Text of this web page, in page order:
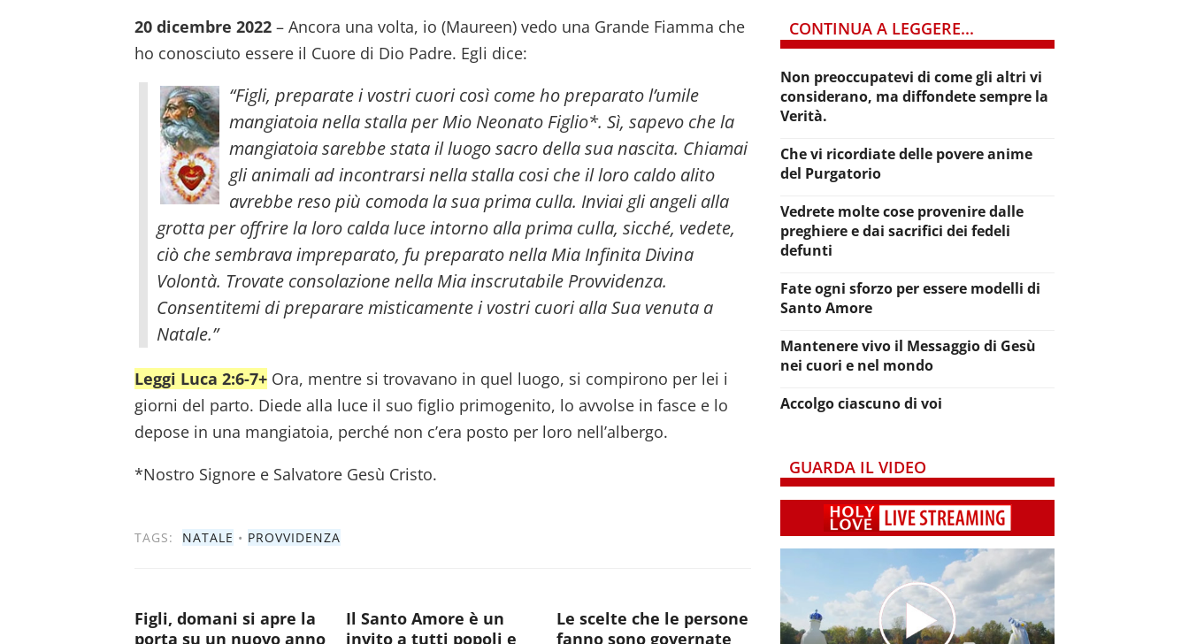
20 dicembre 2022 – Ancora una volta, io (Maureen) vedo una Grande Fiamma che
ho conosciuto essere il Cuore di Dio Padre. Egli dice:
“Figli, preparate i vostri cuori così come ho preparato l’umile
mangiatoia nella stalla per Mio Neonato Figlio*. Sì, sapevo che la
mangiatoia sarebbe stata il luogo sacro della sua nascita. Chiamai
gli animali ad incontrarsi nella stalla cosi che il loro caldo alito
avrebbe reso più comoda la sua prima culla. Inviai gli angeli alla
grotta per offrire la loro calda luce intorno alla prima culla, sicché, vedete,
ciò che sembrava impreparato, fu preparato nella Mia Infinita Divina
Volontà. Trovate consolazione nella Mia inscrutabile Provvidenza.
Consentitemi di preparare misticamente i vostri cuori alla Sua venuta a
Natale.”
Leggi Luca 2:6-7+ Ora, mentre si trovavano in quel luogo, si compirono per lei i
giorni del parto. Diede alla luce il suo figlio primogenito, lo avvolse in fasce e lo
depose in una mangiatoia, perché non c’era posto per loro nell’albergo.
*Nostro Signore e Salvatore Gesù Cristo.
TAGS: NATALE • PROVVIDENZA
Figli, domani si apre la
porta su un nuovo anno
Il Santo Amore è un
invito a tutti popoli e
Le scelte che le persone
fanno sono governate
CONTINUA A LEGGERE...
Non preoccupatevi di come gli altri vi
considerano, ma diffondete sempre la
Verità.
Che vi ricordiate delle povere anime
del Purgatorio
Vedrete molte cose provenire dalle
preghiere e dai sacrifici dei fedeli
defunti
Fate ogni sforzo per essere modelli di
Santo Amore
Mantenere vivo il Messaggio di Gesù
nei cuori e nel mondo
Accolgo ciascuno di voi
GUARDA IL VIDEO